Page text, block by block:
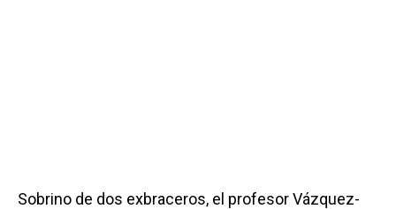
Sobrino de dos exbraceros, el profesor Vázquez-